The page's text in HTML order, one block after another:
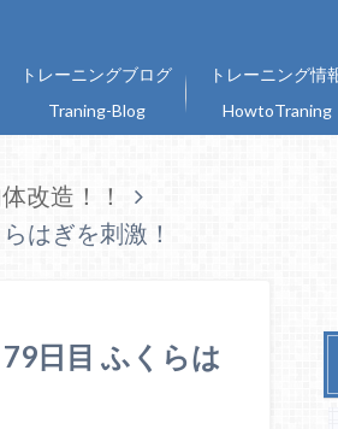
トレーニングブログ
Traning-Blog
トレーニング情
HowtoTraning
改造！！
はぎを刺激！
日目 ふくらは